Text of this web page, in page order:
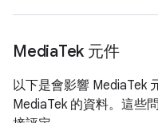
MediaTek 元件
以下是會影響 MediaTek
MediaTek 的資料。這些